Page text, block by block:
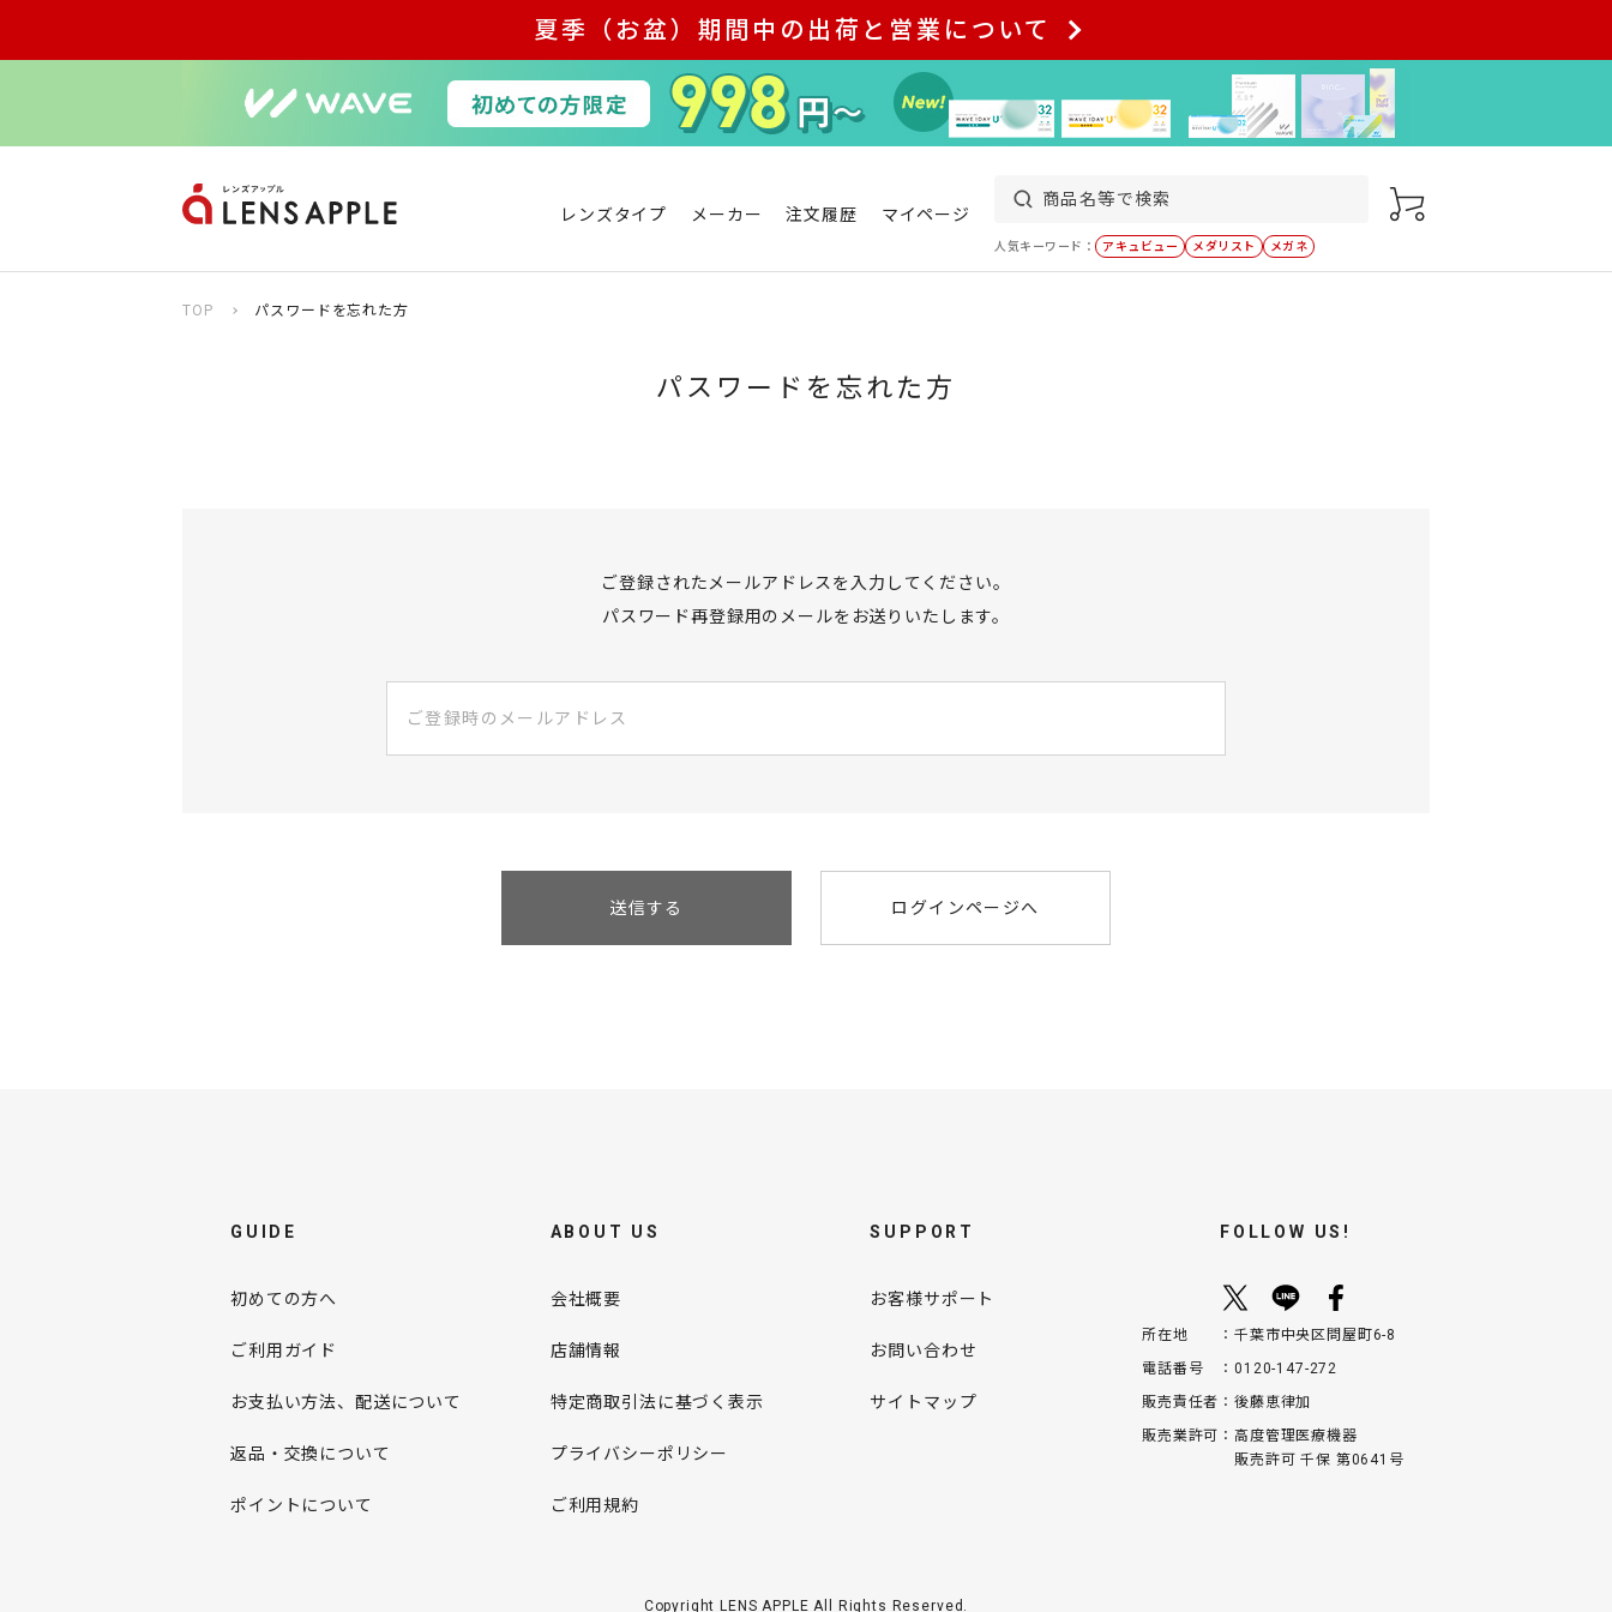
夏季（お盆）期間中の出荷と営業について
レンズタイプ メーカー 注文履歴 マイページ
人気キーワード： アキュビュー メダリスト メガネ
TOP パスワードを忘れた方
パスワードを忘れた方
ご登録されたメールアドレスを入力してください。
パスワード再登録用のメールをお送りいたします。
送信する ログインページへ
GUIDE
初めての方へ
ご利用ガイド
お支払い方法、配送について
返品・交換について
ポイントについて
ABOUT US
会社概要
店舗情報
特定商取引法に基づく表示
プライバシーポリシー
ご利用規約
SUPPORT
お客様サポート
お問い合わせ
サイトマップ
FOLLOW US!
所在地
千葉市中央区問屋町6-8
電話番号
0120-147-272
販売責任者
後藤恵律加
販売業許可
高度管理医療機器
販売許可 千保 第0641号
Copyright LENS APPLE All Rights Reserved.